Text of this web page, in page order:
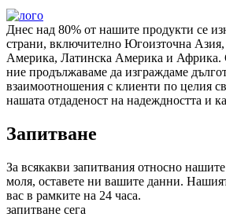
Днес над 80% от нашите продукти се
страни, включително Югоизточна
Америка, Латинска Америка и Африка.
ние продължаваме да изграждаме
взаимоотношения с клиенти по целия
нашата отдаденост на надеждността и
Запитване
За всякакви запитвания относно
моля, оставете ни вашите данни.
вас в рамките на 24 часа.
запитване сега